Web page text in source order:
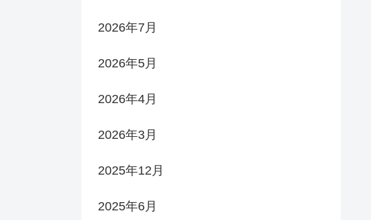
2026年7月
2026年5月
2026年4月
2026年3月
2025年12月
2025年6月